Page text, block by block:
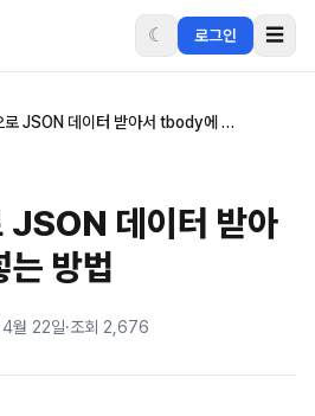
☾ 로그인 ☰
URL 기반으로 JSON 데이터 받아서 tbody에 넣는 방법
JSON 데이터 받아
방법
월 22일·조회 2,676